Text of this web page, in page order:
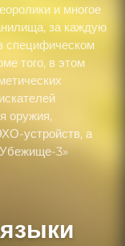
и многое
за каждую
специфическом
того, в этом
оружия,
устройств, а
3»